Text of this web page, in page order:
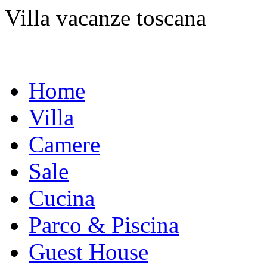
Villa vacanze toscana
Home
Villa
Camere
Sale
Cucina
Parco & Piscina
Guest House